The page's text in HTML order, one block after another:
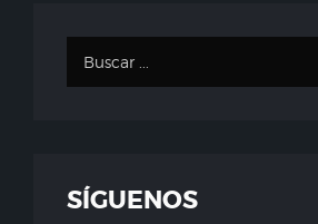
SÍGUENOS